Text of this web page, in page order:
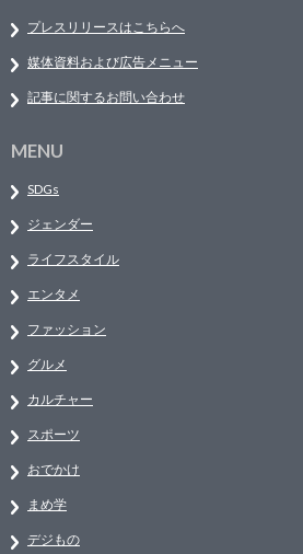
プレスリリースはこちらへ
媒体資料および広告メニュー
記事に関するお問い合わせ
MENU
SDGs
ジェンダー
ライフスタイル
エンタメ
ファッション
グルメ
カルチャー
スポーツ
おでかけ
まめ学
デジもの